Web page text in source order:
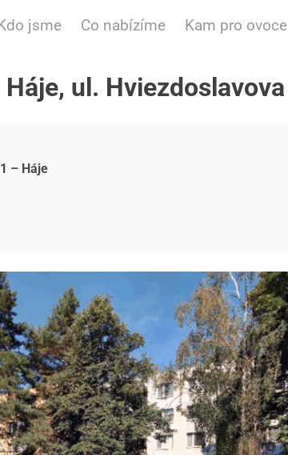
jsme Co nabízíme Kam pro ovoce
ul. Hviezdoslavova
– Háje